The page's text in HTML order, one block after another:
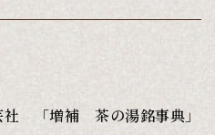
社 「増補 茶の湯銘事典」